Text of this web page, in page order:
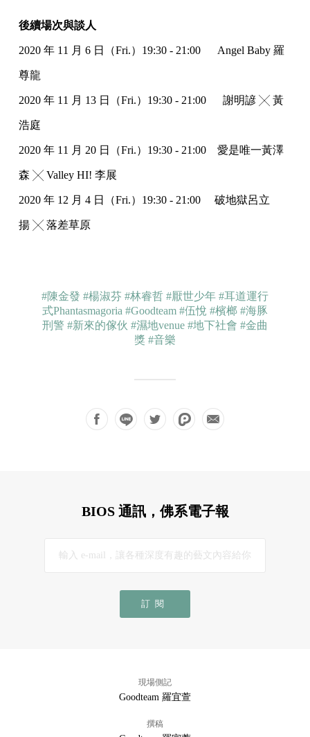
後續場次與談人
2020 年 11 月 6 日（Fri.）19:30 - 21:00 Angel Baby 羅
尊龍
2020 年 11 月 13 日（Fri.）19:30 - 21:00 謝明諺 ╳ 黃
浩庭
2020 年 11 月 20 日（Fri.）19:30 - 21:00 愛是唯一黃澤
森 ╳ Valley HI! 李展
2020 年 12 月 4 日（Fri.）19:30 - 21:00 破地獄呂立
揚 ╳ 落差草原
#陳金發 #楊淑芬 #林睿哲 #厭世少年 #耳道運行
式Phantasmagoria #Goodteam #伍悅 #檳榔 #海豚
刑警 #新來的傢伙 #濕地venue #地下社會 #金曲
獎 #音樂
BIOS 通訊，佛系電子報
訂閱
現場側記
Goodteam 羅宜萱
撰稿